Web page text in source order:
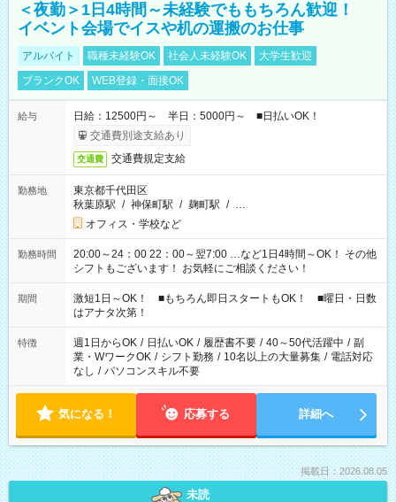
＜夜勤＞1日4時間～未経験でももちろん歓迎！
イベント会場でイスや机の運搬のお仕事
アルバイト 職種未経験OK 社会人未経験OK
大学生歓迎
ブランクOK
WEB登録・面接OK
給与
日給：12500円～ 半日：5000円～ ■日払いOK！
交通費別途支給あり
交通費 交通費規定支給
勤務地
東京都千代田区
秋葉原駅 / 神保町駅 / 麹町駅 / …
オフィス・学校など
勤務時間
20:00～24：00 22：00～翌7:00 …など1日4時間～OK！ その他
シフトもございます！ お気軽にご相談ください！
期間
激短1日～OK！ ■もちろん即日スタートもOK！ ■曜日・日数
はアナタ次第！
特徴 週1日からOK / 日払いOK / 履歴書不要 / 40～50代活躍中 / 副
業・WワークOK / シフト勤務 / 10名以上の大量募集 / 電話対応
なし / パソコンスキル不要
気になる！ 応募する 詳細へ
掲載日：2026.08.05
未読